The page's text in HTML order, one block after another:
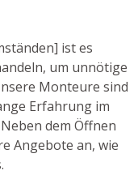
ist es
um unnötige
Monteure sind
Erfahrung im
dem Öffnen
Angebote an, wie